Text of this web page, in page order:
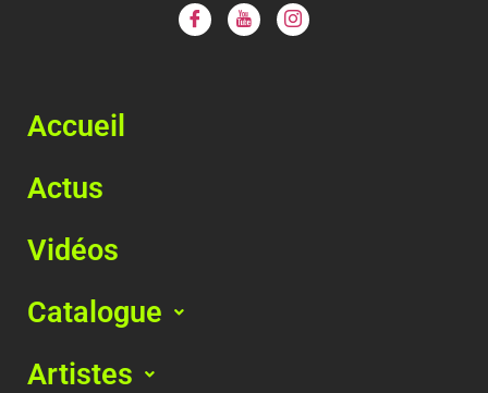
Accueil
Actus
Vidéos
Catalogue
Artistes